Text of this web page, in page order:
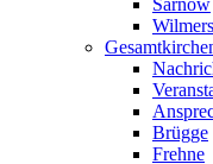
Sarnow
Brügge
Frehne